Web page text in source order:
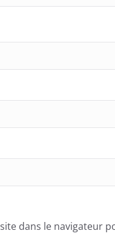
dans le navigateur